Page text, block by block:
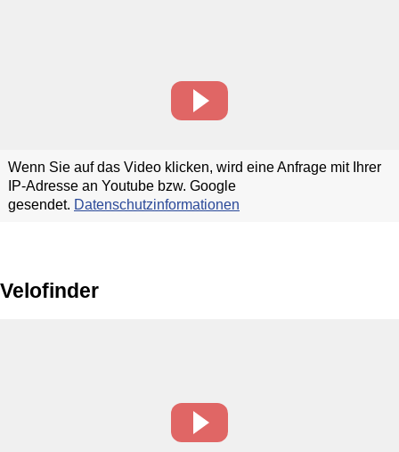
Wenn Sie auf das Video klicken, wird eine Anfrage mit Ihrer
IP-Adresse an Youtube bzw. Google
gesendet. Datenschutzinformationen
Velofinder